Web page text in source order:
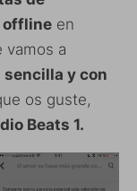
offline en
vamos a
sencilla y con
os guste,
Beats 1.